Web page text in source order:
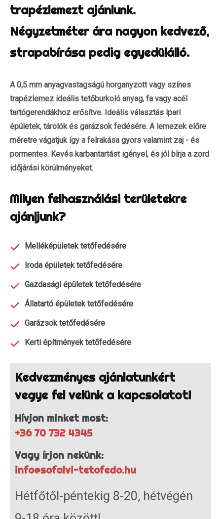
trapézlemezt ajánlunk.
Négyzetméter ára nagyon kedvező,
strapabírása pedig egyedülálló.
A 0,5 mm anyagvastagságú horganyzott vagy színes
trapézlemez ideális tetőburkoló anyag, fa vagy acél
tartógerendákhoz erősítve. Ideális választás ipari
épületek, tárolók és garázsok fedésére. A lemezek előre
méretre vágatjuk így a felrakása gyors valamint zaj - és
pormentes. Kevés karbantartást igényel, és jól bírja a zord
időjárási körülményeket.
Milyen felhasználási területekre
ajánljunk?
Melléképületek tetőfedésére
Iroda épületek tetőfedésére
Gazdasági épületek tetőfedésére
Állatartó épületek tetőfedésére
Garázsok tetőfedésére
Kerti építmények tetőfedésére
Kedvezményes ajánlatunkért
vegye fel velünk a kapcsolatot!
Hívjon minket most:
+36 70 732 4345
Vagy írjon nekünk:
info@sofalvi-tetofedo.hu
Hétfőtől-péntekig 8-20, hétvégén